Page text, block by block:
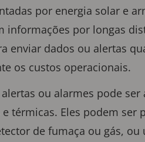
por energia solar e
informações por longas
enviar dados ou alertas
os custos operacionais.
ou alarmes pode
e térmicas. Eles podem
de fumaça ou gás,